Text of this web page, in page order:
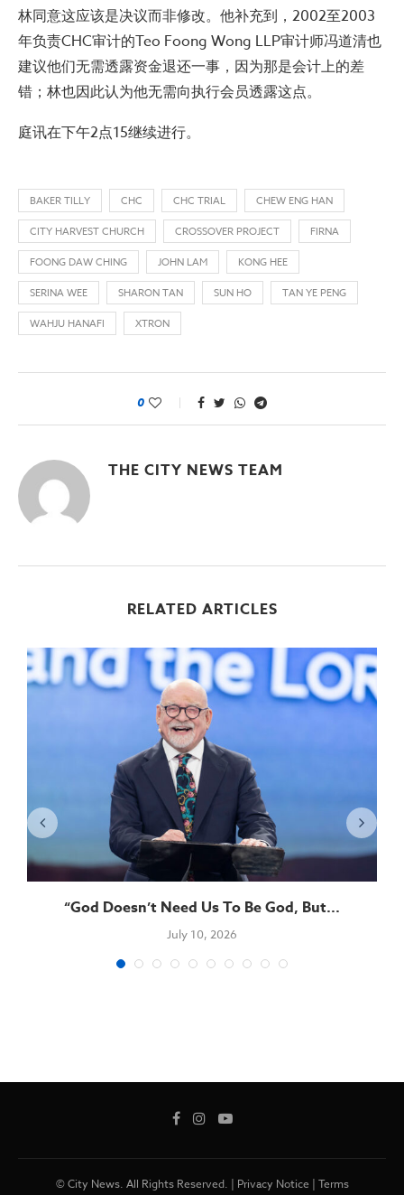
林同意这应该是决议而非修改。他补充到，2002至2003
年负责CHC审计的Teo Foong Wong LLP审计师冯道清也
建议他们无需透露资金退还一事，因为那是会计上的差
错；林也因此认为他无需向执行会员透露这点。
庭讯在下午2点15继续进行。
BAKER TILLY CHC CHC TRIAL
CHEW ENG HAN
CITY HARVEST CHURCH
CROSSOVER PROJECT
FIRNA
FOONG DAW CHING
JOHN LAM
KONG HEE
SERINA WEE
SHARON TAN SUN HO
TAN YE PENG
WAHJU HANAFI
XTRON
0
THE CITY NEWS TEAM
RELATED ARTICLES
“God Doesn’t Need Us To Be God, But...
July 10, 2026
© City News. All Rights Reserved. | Privacy Notice | Terms